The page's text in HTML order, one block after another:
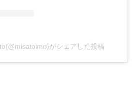
がシェアした投稿